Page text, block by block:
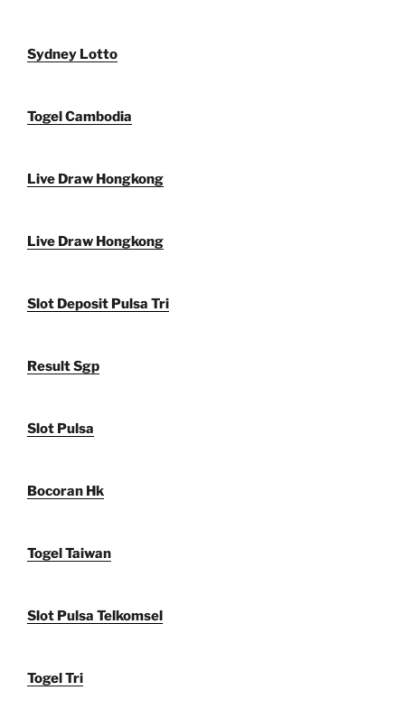
Sydney Lotto
Togel Cambodia
Live Draw Hongkong
Live Draw Hongkong
Slot Deposit Pulsa Tri
Result Sgp
Slot Pulsa
Bocoran Hk
Togel Taiwan
Slot Pulsa Telkomsel
Togel Tri